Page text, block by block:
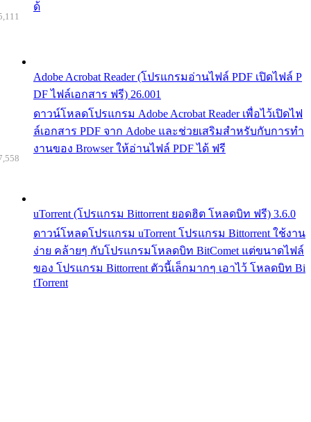
ด้
Adobe Acrobat Reader (โปรแกรมอ่านไฟล์ PDF เปิดไฟล์ P
DF ไฟล์เอกสาร ฟรี) 26.001
ดาวน์โหลดโปรแกรม Adobe Acrobat Reader เพื่อไว้เปิดไฟ
ล์เอกสาร PDF จาก Adobe และช่วยเสริมสำหรับกับการทำ
งานของ Browser ให้อ่านไฟล์ PDF ได้ ฟรี
uTorrent (โปรแกรม Bittorrent ยอดฮิต โหลดบิท ฟรี) 3.6.0
ดาวน์โหลดโปรแกรม uTorrent โปรแกรม Bittorrent ใช้งาน
ง่าย คล้ายๆ กับโปรแกรมโหลดบิท BitComet แต่ขนาดไฟล์
ของ โปรแกรม Bittorrent ตัวนี้เล็กมากๆ เอาไว้ โหลดบิท Bi
tTorrent